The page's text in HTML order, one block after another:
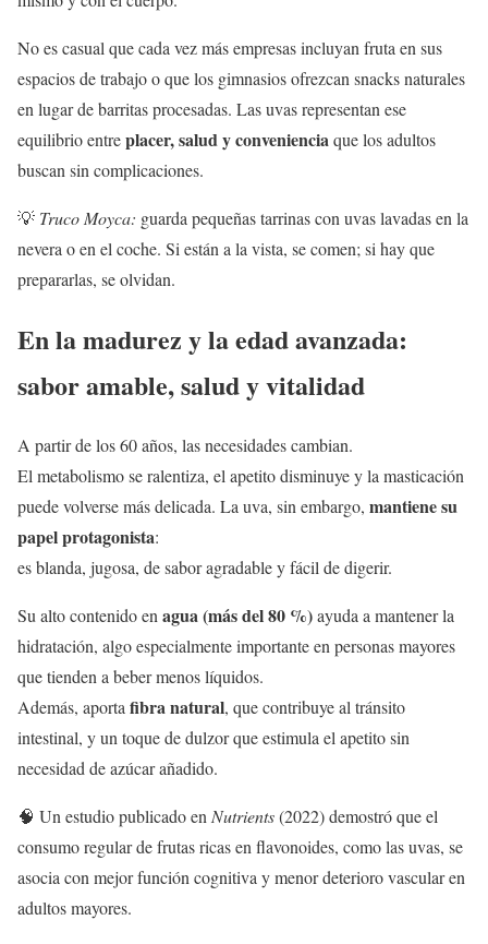
No es casual que cada vez más empresas incluyan fruta en sus
espacios de trabajo o que los gimnasios ofrezcan snacks naturales
en lugar de barritas procesadas. Las uvas representan ese
equilibrio entreplacer, salud y convenienciaque los adultos
buscan sin complicaciones.
💡 Truco Moyca: guarda pequeñas tarrinas con uvas lavadas en la
nevera o en el coche. Si están a la vista, se comen; si hay que
prepararlas, se olvidan.
En la madurez y la edad avanzada:
sabor amable, salud y vitalidad
A partir de los 60 años, las necesidades cambian.
El metabolismo se ralentiza, el apetito disminuye y la masticación
puede volverse más delicada. La uva, sin embargo, mantiene su
papel protagonista:
es blanda, jugosa, de sabor agradable y fácil de digerir.
Su alto contenido en agua (más del 80 %)ayuda a mantener la
hidratación, algo especialmente importante en personas mayores
que tienden a beber menos líquidos.
Además, aporta fibra natural, que contribuye al tránsito
intestinal, y un toque de dulzor que estimula el apetito sin
necesidad de azúcar añadido.
🧠 Un estudio publicado en Nutrients(2022) demostró que el
consumo regular de frutas ricas en flavonoides, como las uvas, se
asocia con mejor función cognitiva y menor deterioro vascular en
adultos mayores.